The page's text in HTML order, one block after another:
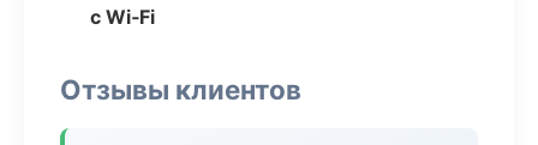
с Wi‑Fi
Отзывы клиентов